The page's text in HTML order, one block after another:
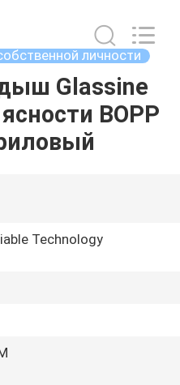
личности
Glassine
BOPP
Technology